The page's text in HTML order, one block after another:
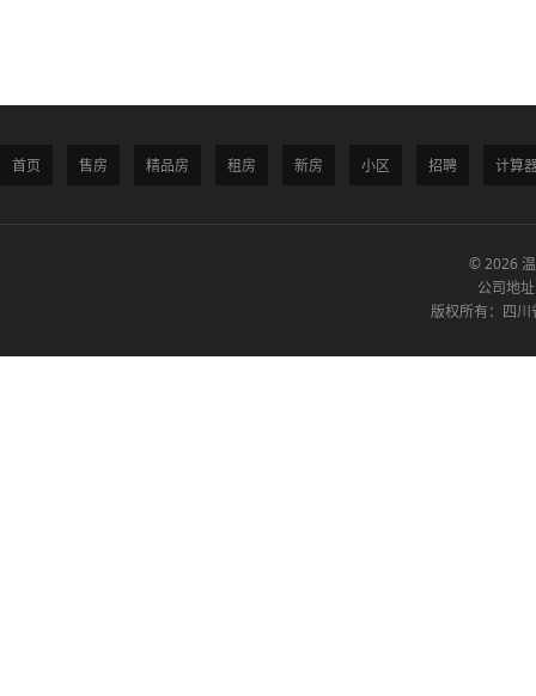
首页 售房 精品房 租房 新房 小区 招聘 计算
© 2026
公司地
版权所有：四